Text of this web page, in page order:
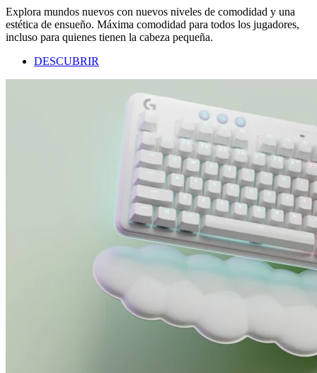
Explora mundos nuevos con nuevos niveles de comodidad y una
estética de ensueño. Máxima comodidad para todos los jugadores,
incluso para quienes tienen la cabeza pequeña.
DESCUBRIR